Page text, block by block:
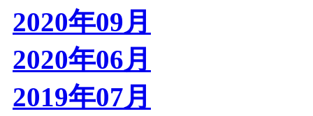
2020年09月
2020年06月
2019年07月